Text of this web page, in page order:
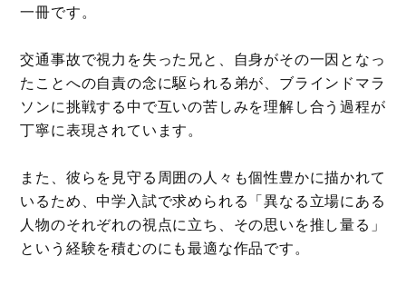
一冊です。
交通事故で視力を失った兄と、自身がその一因となっ
たことへの自責の念に駆られる弟が、ブラインドマラ
ソンに挑戦する中で互いの苦しみを理解し合う過程が
丁寧に表現されています。
また、彼らを見守る周囲の人々も個性豊かに描かれて
いるため、中学入試で求められる「異なる立場にある
人物のそれぞれの視点に立ち、その思いを推し量る」
という経験を積むのにも最適な作品です。